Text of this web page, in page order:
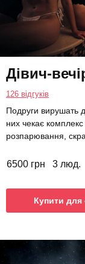
Дівич-
126 відгуків
Подруги вирушать
них чекає
розпарювання,
6500 грн 3 люд.
Купити для